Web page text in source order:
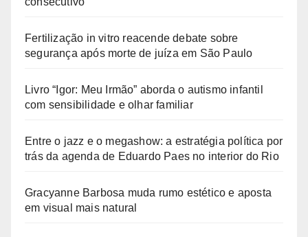
Fertilização in vitro reacende debate sobre
segurança após morte de juíza em São Paulo
Livro “Igor: Meu Irmão” aborda o autismo infantil
com sensibilidade e olhar familiar
Entre o jazz e o megashow: a estratégia política por
trás da agenda de Eduardo Paes no interior do Rio
Gracyanne Barbosa muda rumo estético e aposta
em visual mais natural